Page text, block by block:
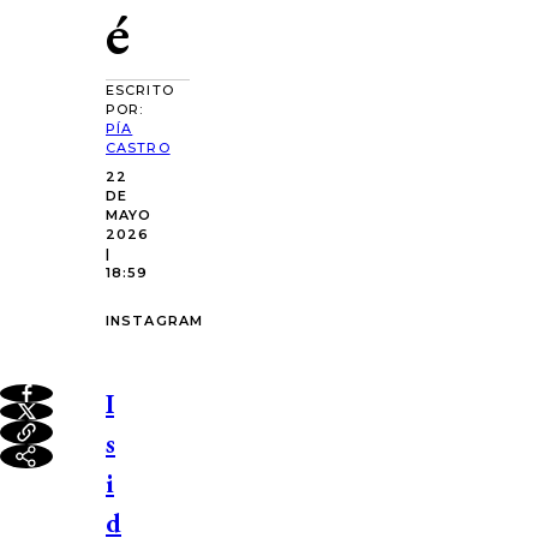
é
ESCRITO
POR:
PÍA
CASTRO
22
DE
MAYO
2026
|
18:59
INSTAGRAM
I
s
i
d